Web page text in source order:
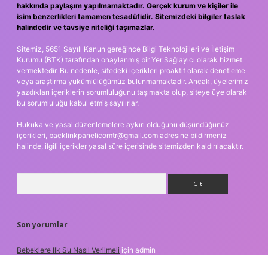
hakkında paylaşım yapılmamaktadır. Gerçek kurum ve kişiler ile
isim benzerlikleri tamamen tesadüfidir. Sitemizdeki bilgiler taslak
halindedir ve tavsiye niteliği taşımazlar.
Sitemiz, 5651 Sayılı Kanun gereğince Bilgi Teknolojileri ve İletişim
Kurumu (BTK) tarafından onaylanmış bir Yer Sağlayıcı olarak hizmet
vermektedir. Bu nedenle, sitedeki içerikleri proaktif olarak denetleme
veya araştırma yükümlülüğümüz bulunmamaktadır. Ancak, üyelerimiz
yazdıkları içeriklerin sorumluluğunu taşımakta olup, siteye üye olarak
bu sorumluluğu kabul etmiş sayılırlar.
Hukuka ve yasal düzenlemelere aykırı olduğunu düşündüğünüz
içerikleri, backlinkpanelicomtr@gmail.com adresine bildirmeniz
halinde, ilgili içerikler yasal süre içerisinde sitemizden kaldırılacaktır.
Son yorumlar
Bebeklere Ilk Su Nasıl Verilmeli için admin